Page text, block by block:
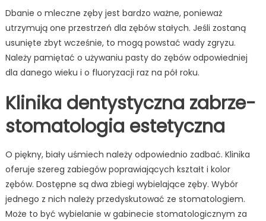
Dbanie o mleczne zęby jest bardzo ważne, ponieważ
utrzymują one przestrzeń dla zębów stałych. Jeśli zostaną
usunięte zbyt wcześnie, to mogą powstać wady zgryzu.
Należy pamiętać o używaniu pasty do zębów odpowiedniej
dla danego wieku i o fluoryzacji raz na pół roku.
Klinika dentystyczna zabrze-
stomatologia estetyczna
O piękny, biały uśmiech należy odpowiednio zadbać. Klinika
oferuje szereg zabiegów poprawiających kształt i kolor
zębów. Dostępne są dwa zbiegi wybielające zęby. Wybór
jednego z nich należy przedyskutować ze stomatologiem.
Może to być wybielanie w gabinecie stomatologicznym za